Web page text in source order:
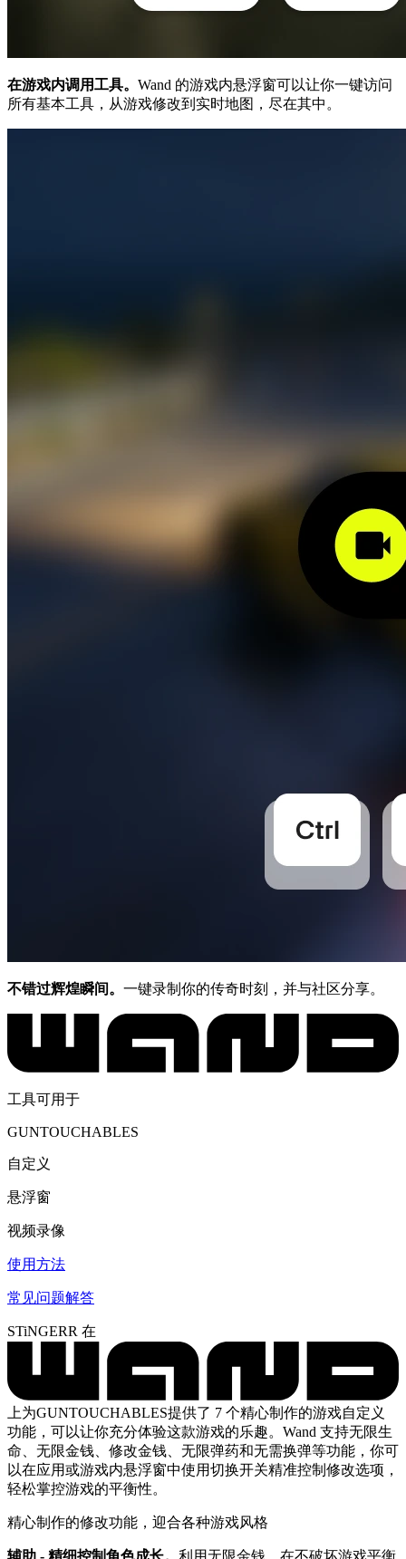
在游戏内调用工具。 Wand 的游戏内悬浮窗可以让你一键访问
所有基本工具，从游戏修改到实时地图，尽在其中。
不错过辉煌瞬间。 一键录制你的传奇时刻，并与社区分享。
工具可用于
GUNTOUCHABLES
自定义
悬浮窗
视频录像
使用方法
常见问题解答
STiNGERR 在
上为GUNTOUCHABLES提供了 7 个精心制作的游戏自定义
功能，可以让你充分体验这款游戏的乐趣。Wand 支持无限生
命、无限金钱、修改金钱、无限弹药和无需换弹等功能，你可
以在应用或游戏内悬浮窗中使用切换开关精准控制修改选项，
轻松掌控游戏的平衡性。
精心制作的修改功能，迎合各种游戏风格
辅助 - 精细控制角色成长。 利用无限金钱，在不破坏游戏平衡